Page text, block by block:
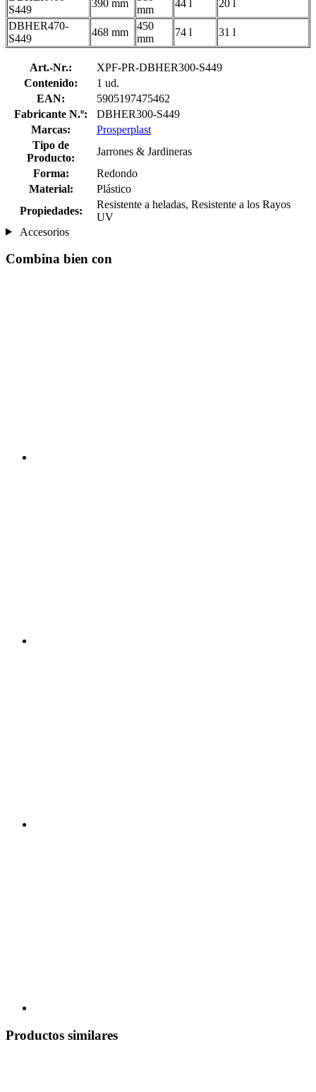
S449
390 mm
mm
44 l
20 l
DBHER470-
S449
468 mm
450
mm
74 l 31 l
Art.-Nr.:
XPF-PR-DBHER300-S449
Contenido:
1 ud.
EAN:
5905197475462
Fabricante N.º:
DBHER300-S449
Marcas:
Prosperplast
Tipo de
Producto:
Jarrones & Jardineras
Forma:
Redondo
Material:
Plástico
Propiedades:
Resistente a heladas, Resistente a los Rayos
UV
Accesorios
Combina bien con
Productos similares